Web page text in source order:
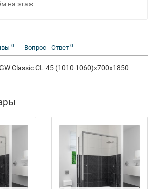
на этаж
0 Вопрос - Ответ 0
Classic CL-45 (1010-1060)x700x1850